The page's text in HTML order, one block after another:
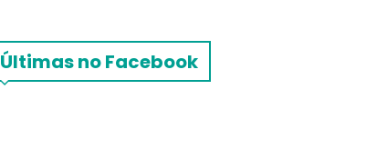
Últimas no Facebook